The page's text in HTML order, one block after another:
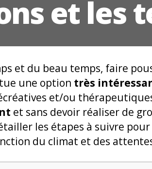
et les
et du beau temps, faire
une option très
et/ou
et sans devoir réaliser de
les étapes à suivre
du climat et des